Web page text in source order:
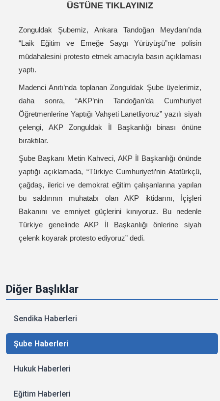
Diğer Başlıklar
Sendika Haberleri
Şube Haberleri
Hukuk Haberleri
Eğitim Haberleri
ÜSTÜNE TIKLAYINIZ
Zonguldak Şubemiz, Ankara Tandoğan Meydanı’nda
“Laik Eğitim ve Emeğe Saygı Yürüyüşü”ne polisin
müdahalesini protesto etmek amacıyla basın açıklaması
yaptı.
Madenci Anıtı’nda toplanan Zonguldak Şube üyelerimiz,
daha sonra, “AKP’nin Tandoğan’da Cumhuriyet
Öğretmenlerine Yaptığı Vahşeti Lanetliyoruz” yazılı siyah
çelengi, AKP Zonguldak İl Başkanlığı binası önüne
bıraktılar.
Şube Başkanı Metin Kahveci, AKP İl Başkanlığı önünde
yaptığı açıklamada, “Türkiye Cumhuriyeti’nin Atatürkçü,
çağdaş, ilerici ve demokrat eğitim çalışanlarına yapılan
bu saldırının muhatabı olan AKP iktidarını, İçişleri
Bakanını ve emniyet güçlerini kınıyoruz. Bu nedenle
Türkiye genelinde AKP İl Başkanlığı önlerine siyah
çelenk koyarak protesto ediyoruz” dedi.